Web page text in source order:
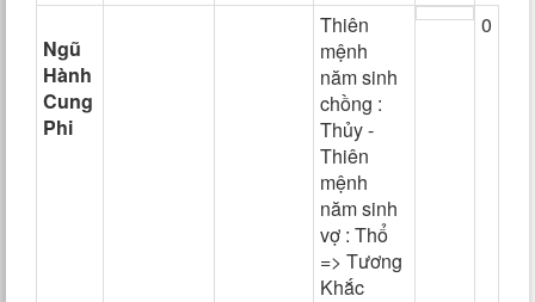
Ngũ
Hành
Cung
Phi
Thiên
mệnh
năm sinh
chồng :
Thủy -
Thiên
mệnh
năm sinh
vợ : Thổ
=> Tương
Khắc
0